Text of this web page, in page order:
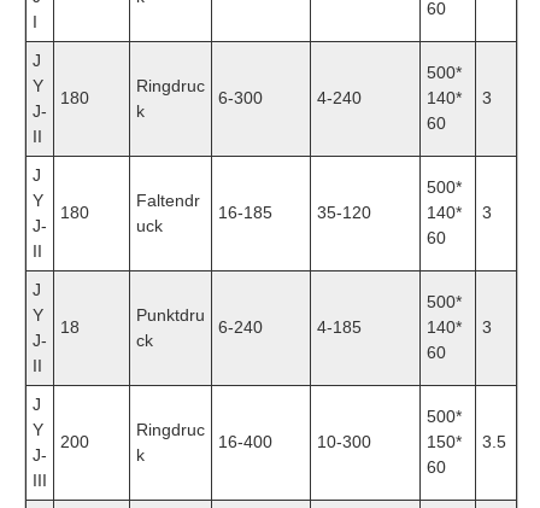
I
60
J
Y
J-
II
180
Ringdruc
k
6-300 4-240
500*
140*
60
3
J
Y
J-
II
180
Faltendr
uck
16-185 35-120
500*
140*
60
3
J
Y
J-
II
18
Punktdru
ck
6-240 4-185
500*
140*
60
3
J
Y
J-
III
200
Ringdruc
k
16-400 10-300
500*
150*
60
3.5